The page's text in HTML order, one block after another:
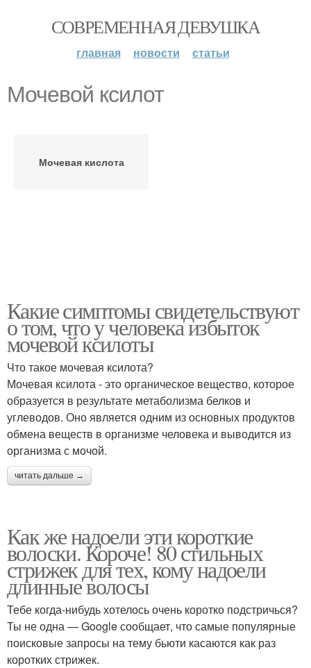
СОВРЕМЕННАЯ ДЕВУШКА
главная новости статьи
Мочевой ксилот
Мочевая кислота
Какие симптомы свидетельствуют
о том, что у человека избыток
мочевой ксилоты
Что такое мочевая ксилота?
Мочевая ксилота - это органическое вещество, которое
образуется в результате метаболизма белков и
углеводов. Оно является одним из основных продуктов
обмена веществ в организме человека и выводится из
организма с мочой.
читать дальше →
Как же надоели эти короткие
волоски. Короче! 80 стильных
стрижек для тех, кому надоели
длинные волосы
Тебе когда-нибудь хотелось очень коротко подстричься?
Ты не одна — Google сообщает, что самые популярные
поисковые запросы на тему бьюти касаются как раз
коротких стрижек.